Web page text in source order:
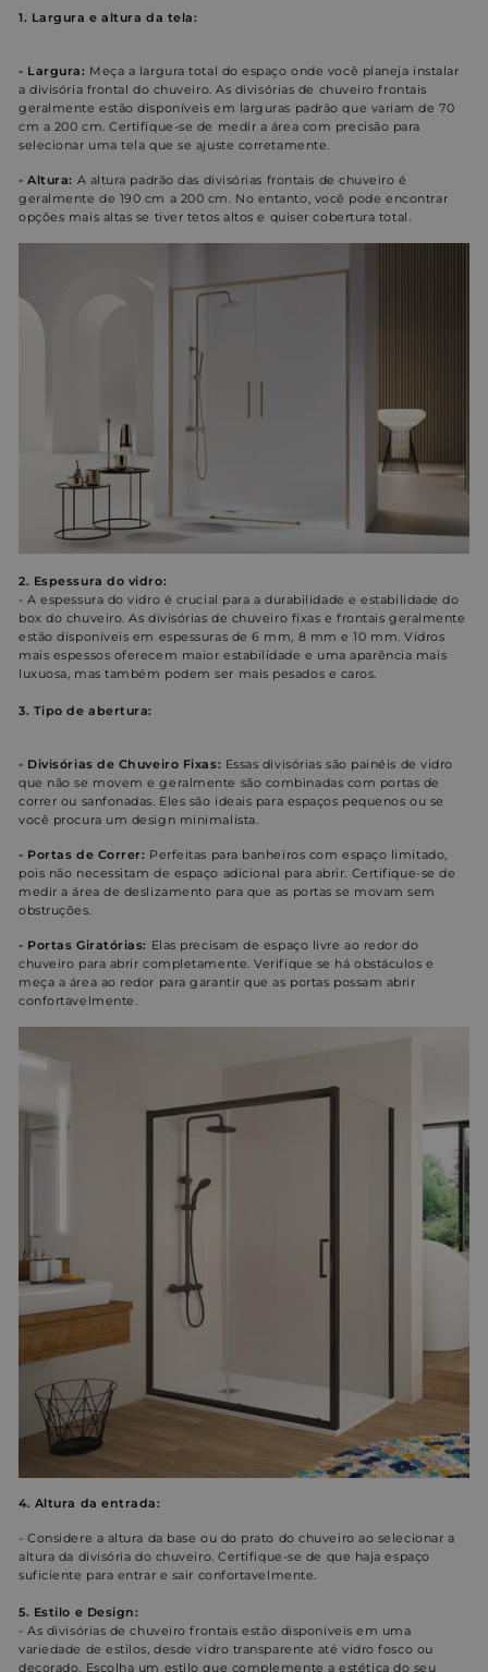
1. Largura e altura da tela:
- Largura: Meça a largura total do espaço onde você planeja instalar
a divisória frontal do chuveiro. As divisórias de chuveiro frontais
geralmente estão disponíveis em larguras padrão que variam de 70
cm a 200 cm. Certifique-se de medir a área com precisão para
selecionar uma tela que se ajuste corretamente.
- Altura: A altura padrão das divisórias frontais de chuveiro é
geralmente de 190 cm a 200 cm. No entanto, você pode encontrar
opções mais altas se tiver tetos altos e quiser cobertura total.
2. Espessura do vidro:
- A espessura do vidro é crucial para a durabilidade e estabilidade do
box do chuveiro. As divisórias de chuveiro fixas e frontais geralmente
estão disponíveis em espessuras de 6 mm, 8 mm e 10 mm. Vidros
mais espessos oferecem maior estabilidade e uma aparência mais
luxuosa, mas também podem ser mais pesados ​​e caros.
3. Tipo de abertura:
- Divisórias de Chuveiro Fixas: Essas divisórias são painéis de vidro
que não se movem e geralmente são combinadas com portas de
correr ou sanfonadas. Eles são ideais para espaços pequenos ou se
você procura um design minimalista.
- Portas de Correr: Perfeitas para banheiros com espaço limitado,
pois não necessitam de espaço adicional para abrir. Certifique-se de
medir a área de deslizamento para que as portas se movam sem
obstruções.
- Portas Giratórias: Elas precisam de espaço livre ao redor do
chuveiro para abrir completamente. Verifique se há obstáculos e
meça a área ao redor para garantir que as portas possam abrir
confortavelmente.
4. Altura da entrada:
- Considere a altura da base ou do prato do chuveiro ao selecionar a
altura da divisória do chuveiro. Certifique-se de que haja espaço
suficiente para entrar e sair confortavelmente.
5. Estilo e Design:
- As divisórias de chuveiro frontais estão disponíveis em uma
variedade de estilos, desde vidro transparente até vidro fosco ou
decorado. Escolha um estilo que complemente a estética do seu